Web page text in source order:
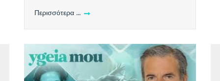
Περισσότερα …